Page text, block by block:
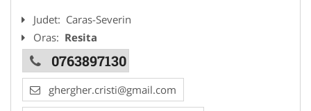
Judet: Caras-Severin
Oras: Resita
0763897130
ghergher.cristi@gmail.com